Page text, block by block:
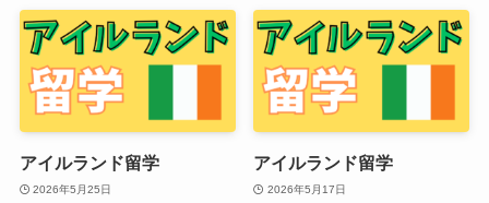
アイルランド留学
2026年5月25日
アイルランド留学
2026年5月17日